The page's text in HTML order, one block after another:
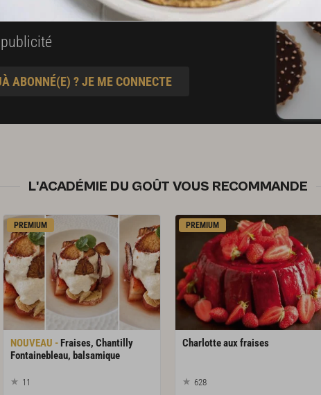
ABONNÉ(E) ? JE ME CONNECTE
L'ACADÉMIE DU GOÛT VOUS RECOMMANDE
PREMIUM
Fraises, Chantilly
Fontainebleau, balsamique
11
PREMIUM
Charlotteauxfraises
628